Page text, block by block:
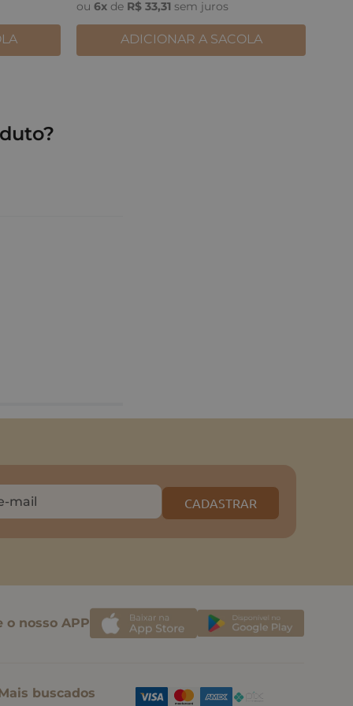
ou 6x de R$ 33,31 sem juros
ADICIONAR A SACOLA
CADASTRAR
o nosso APP
buscados